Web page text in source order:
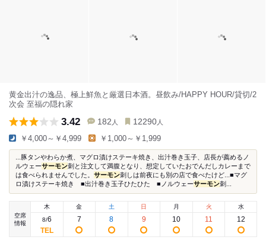
黄金出汁の逸品、極上鮮魚と厳選日本酒。昼飲み/HAPPY HOUR/貸切/2
次会 至福の隠れ家
3.42 182 人 12290 人
￥4,000～￥4,999 ￥1,000～￥1,999
...豚タンやわらか煮、マグロ漬けステーキ焼き、出汁巻き玉子、店長が薦めるノ
ルウェーサーモン刺と注文して満腹となり、想定していたおでんだしカレーまで
は食べられませんでした。 サーモン刺しは前夜にも別の店で食べたけど...■マグ
ロ漬けステーキ焼き ■出汁巻き玉子ひたひた ■ノルウェーサーモン刺...
空席
情報
木
8/6
金
7
土
8
日
9
月
10
火
11
水
12